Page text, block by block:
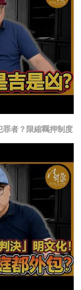
罪者？限縮羈押制度